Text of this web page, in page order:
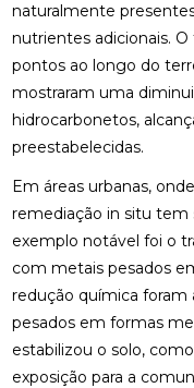
naturalmente
nutrientes adicionais.
pontos ao longo do
mostraram uma
hidrocarbonetos,
preestabelecidas.
Em áreas urbanas,
remediação in situ
exemplo notável foi o
com metais pesados
redução química foram
pesados em formas
estabilizou o solo,
exposição para a